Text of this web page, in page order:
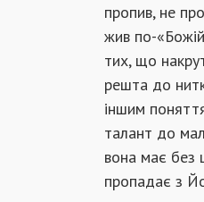
пропив, не
жив по-
тих, що
решта до
іншим
талант до
вона має без
пропадає з